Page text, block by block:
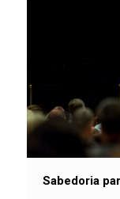
Sabedoria